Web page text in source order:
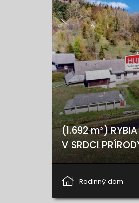
(1.692 m²)
V SRDCI
Rodinný dom